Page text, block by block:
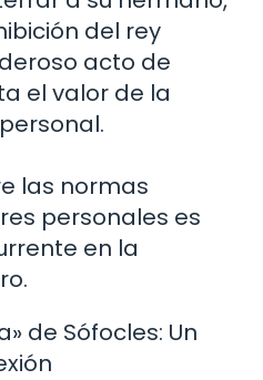
del rey
acto de
el valor de la
las normas
personales es
en la
de Sófocles: Un